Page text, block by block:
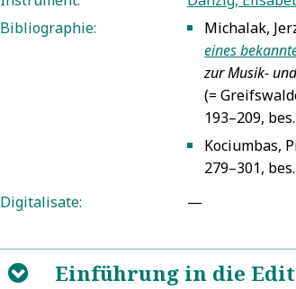
Bibliographie:
5 Michalak,
eines
zur Musik-
(=
193–209,
5 Kociumbas,
279–301,
Digitalisate:
—
B Einführung in die